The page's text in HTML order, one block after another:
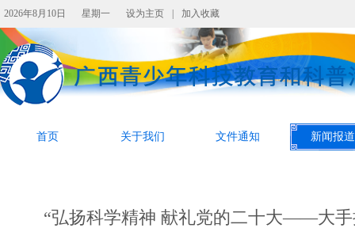
2026年8月10日 星期一 设为主页 加入收藏
首页 关于我们 文件通知 新闻报道
“弘扬科学精神 献礼党的二十大——大